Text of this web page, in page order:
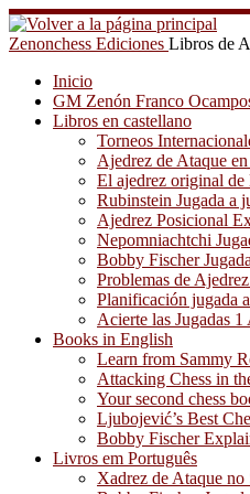
Saltar
al
contenido
Zenonchess Ediciones Libros de
Inicio
GM Zenón Franco
Libros en castellano
Torneos
Ajedrez de Ataque
El ajedrez original
Rubinstein Jugada a
Ajedrez Posicional
Nepomniachtchi
Bobby Fischer
Problemas de
Planificación jugada
Acierte las Jugadas
Books in English
Learn from Sammy
Attacking Chess in
Your second chess
Ljubojević’s Best
Bobby Fischer
Livros em Português
Xadrez de Ataque